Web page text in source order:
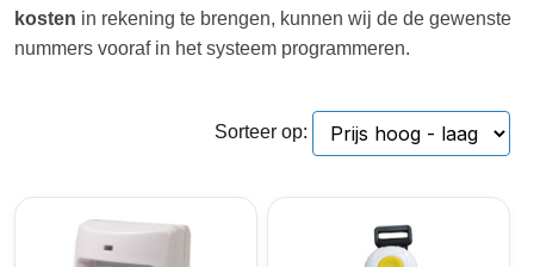
kosten in rekening te brengen, kunnen wij de de gewenste
nummers vooraf in het systeem programmeren.
Sorteer op: